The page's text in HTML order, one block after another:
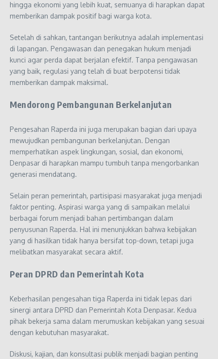
hingga ekonomi yang lebih kuat, semuanya di harapkan dapat
memberikan dampak positif bagi warga kota.
Setelah di sahkan, tantangan berikutnya adalah implementasi
di lapangan. Pengawasan dan penegakan hukum menjadi
kunci agar perda dapat berjalan efektif. Tanpa pengawasan
yang baik, regulasi yang telah di buat berpotensi tidak
memberikan dampak maksimal.
Mendorong Pembangunan Berkelanjutan
Pengesahan Raperda ini juga merupakan bagian dari upaya
mewujudkan pembangunan berkelanjutan. Dengan
memperhatikan aspek lingkungan, sosial, dan ekonomi,
Denpasar di harapkan mampu tumbuh tanpa mengorbankan
generasi mendatang.
Selain peran pemerintah, partisipasi masyarakat juga menjadi
faktor penting. Aspirasi warga yang di sampaikan melalui
berbagai forum menjadi bahan pertimbangan dalam
penyusunan Raperda. Hal ini menunjukkan bahwa kebijakan
yang di hasilkan tidak hanya bersifat top-down, tetapi juga
melibatkan masyarakat secara aktif.
Peran DPRD dan Pemerintah Kota
Keberhasilan pengesahan tiga Raperda ini tidak lepas dari
sinergi antara DPRD dan Pemerintah Kota Denpasar. Kedua
pihak bekerja sama dalam merumuskan kebijakan yang sesuai
dengan kebutuhan masyarakat.
Diskusi, kajian, dan konsultasi publik menjadi bagian penting